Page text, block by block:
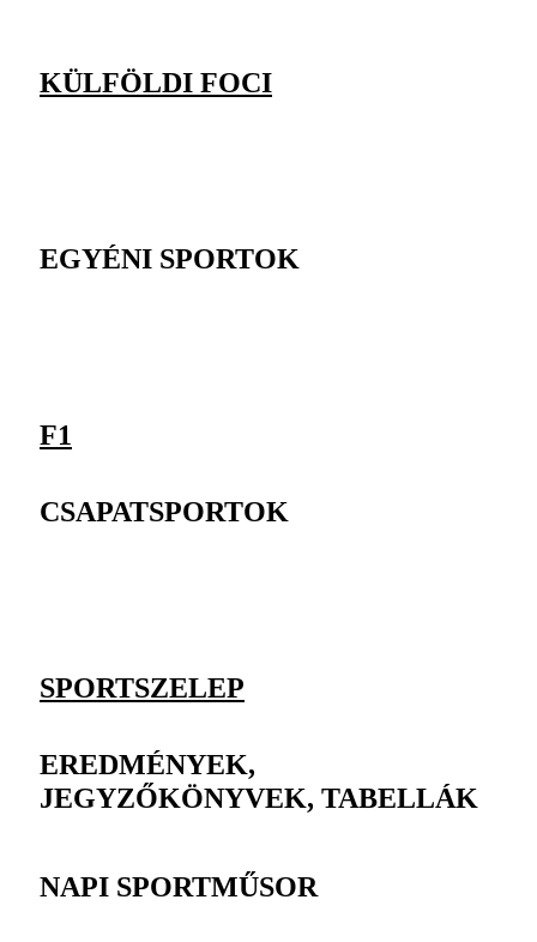
KÜLFÖLDI FOCI
EGYÉNI SPORTOK
F1
CSAPATSPORTOK
SPORTSZELEP
EREDMÉNYEK,
JEGYZŐKÖNYVEK, TABELLÁK
NAPI SPORTMŰSOR